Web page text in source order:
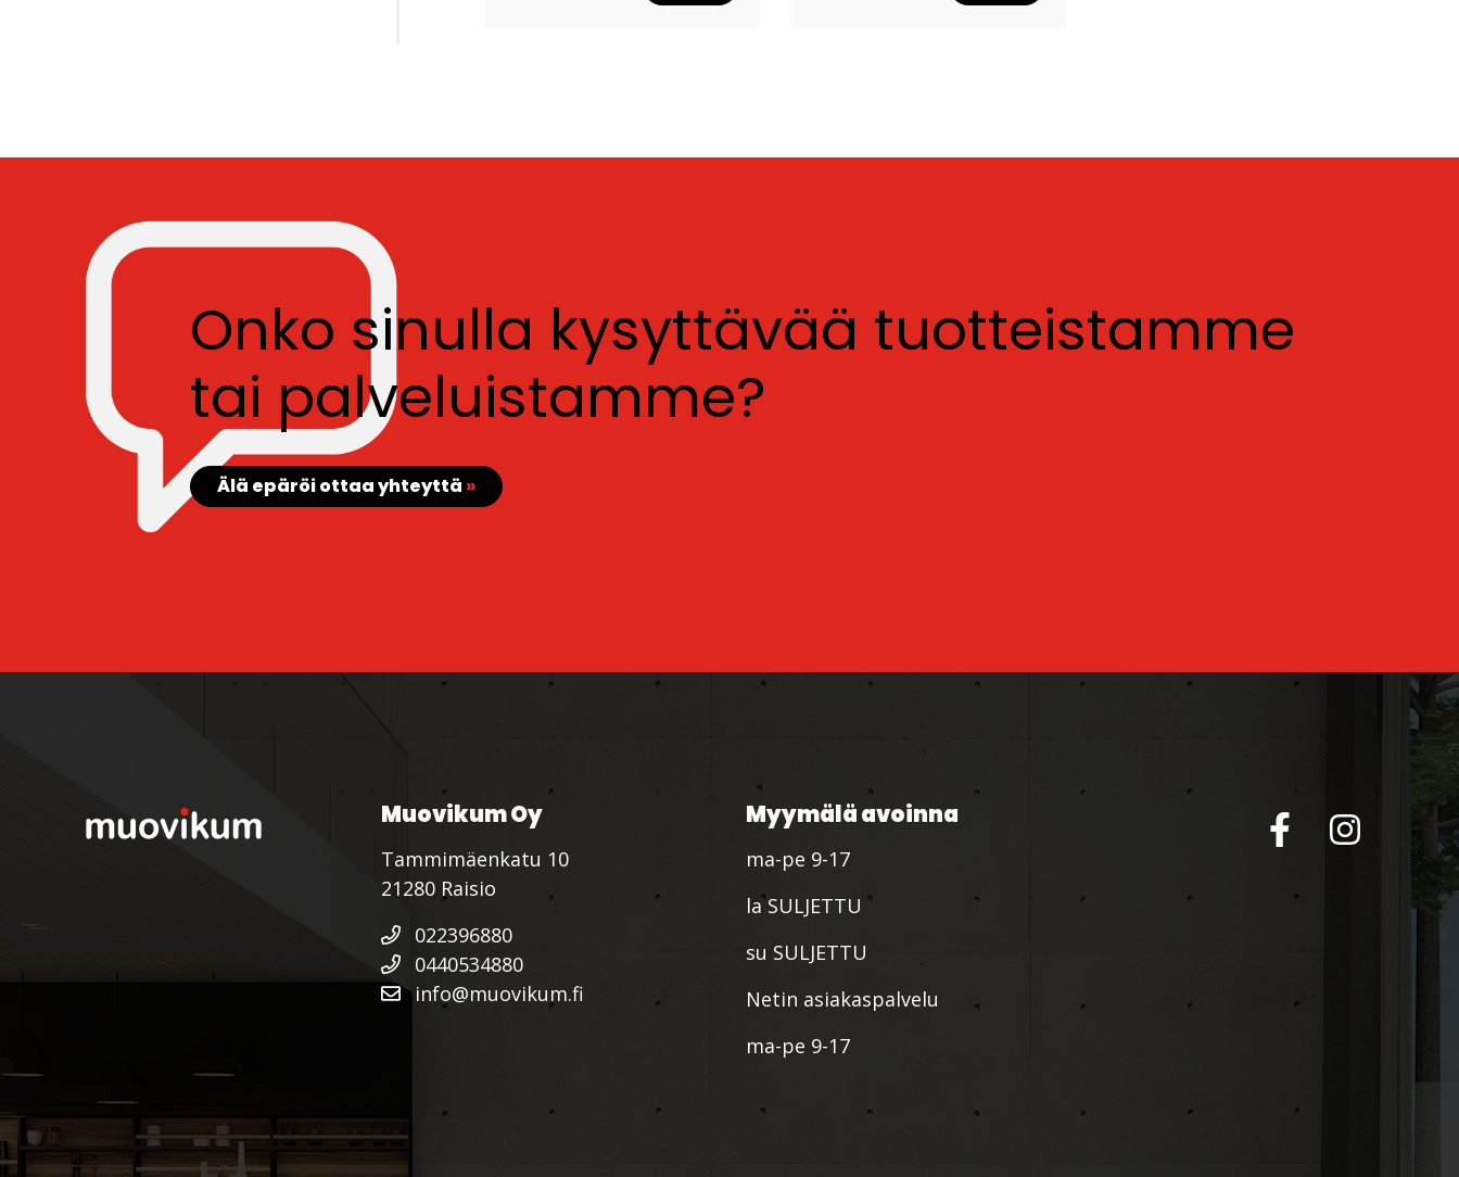
Onko sinulla kysyttävää tuotteistamme
tai palveluistamme?
Älä epäröi ottaa yhteyttä »
Muovikum Oy
Tammimäenkatu 10
21280 Raisio
022396880
0440534880
info@muovikum.fi
Myymälä avoinna
ma-pe 9-17
la SULJETTU
su SULJETTU
Netin asiakaspalvelu
ma-pe 9-17